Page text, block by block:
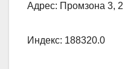
Адрес: Промзона 3, 2
Индекс: 188320.0